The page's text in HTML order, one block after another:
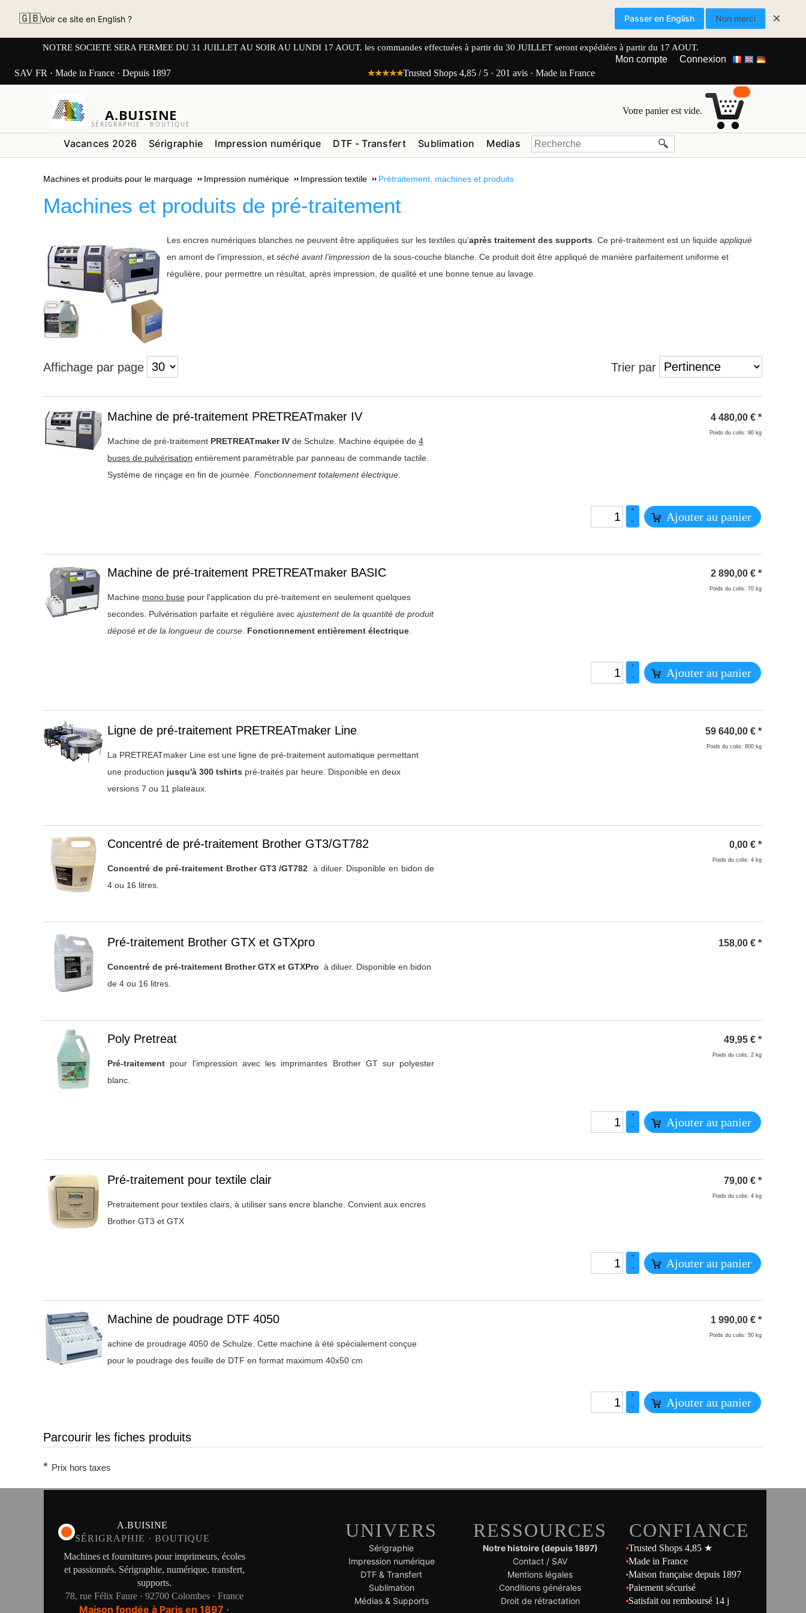
🇬🇧Voir ce site en English ? Passer en English Non merci ×
NOTRE SOCIETE SERA FERMEE DU 31 JUILLET AU SOIR AU LUNDI 17 AOUT. les commandes effectuées à partir du 30 JUILLET seront expédiées à partir du 17 AOUT.
Mon compte
Connexion
SAV FR · Made in France · Depuis 1897
★★★★★Trusted Shops 4,85 / 5 · 201 avis · Made in France
A.BUISINE
SÉRIGRAPHIE · BOUTIQUE
Votre panier est vide.
Vacances 2026 Sérigraphie Impression numérique DTF - Transfert Sublimation Medias
Machines et produits pour le marquage Impression numérique Impression textile Prétraitement, machines et produits
Machines et produits de pré-traitement
Les encres numériques blanches ne peuvent être appliquées sur les textiles qu’après traitement des supports . Ce pré-traitement est un liquideappliqué
en amont de l’impression, etséché avant l’impression de la sous-couche blanche. Ce produit doit être appliqué de manière parfaitement uniforme et
régulière, pour permettre un résultat, après impression, de qualité et une bonne tenue au lavage.
Affichage par page Trier par
Titre 1
Machine de pré-traitement PRETREATmaker IV
Machine de pré-traitement PRETREATmaker IV de Schulze. Machine équipée de4
buses de pulvérisation entièrement paramètrable par panneau de commande tactile.
Système de rinçage en fin de journée.Fonctionnement totalement électrique
4 480,00 € *
Poids du colis: 90 kg
+
–
Ajouter au panier
Titre 1
Machine de pré-traitement PRETREATmaker BASIC
Machine mono buse pour l'application du pré-traitement en seulement quelques
secondes. Pulvérisation parfaite et régulière avecajustement de la quantité de produit
déposé et de la longueur de course Fonctionnement entièrement électrique
2 890,00 € *
Poids du colis: 70 kg
+
–
Ajouter au panier
Titre 1
Ligne de pré-traitement PRETREATmaker Line
La PRETREATmaker Line est une ligne de pré-traitement automatique permettant
une production jusqu'à 300 tshirts pré-traités par heure. Disponible en deux
versions 7 ou 11 plateaux.
59 640,00 € *
Poids du colis: 800 kg
Titre 1
Concentré de pré-traitement Brother GT3/GT782
Concentré de pré-traitement Brother GT3 /GT782 à diluer. Disponible en bidon de
4 ou 16 litres.
0,00 € *
Poids du colis: 4 kg
Titre 1
Pré-traitement Brother GTX et GTXpro
Concentré de pré-traitement Brother GTX et GTXPro à diluer. Disponible en bidon
de 4 ou 16 litres.
158,00 € *
Titre 1
Poly Pretreat
Pré-traitement pour l'impression avec les imprimantes Brother GT sur polyester
blanc.
49,95 € *
Poids du colis: 2 kg
+
–
Ajouter au panier
Titre 1
Pré-traitement pour textile clair
Pretraitement pour textiles clairs, à utiliser sans encre blanche. Convient aux encres
Brother GT3 et GTX
79,00 € *
Poids du colis: 4 kg
+
–
Ajouter au panier
Titre 1
Machine de poudrage DTF 4050
achine de proudrage 4050 de Schulze. Cette machine à été spécialement conçue
pour le poudrage des feuille de DTF en format maximum 40x50 cm
1 990,00 € *
Poids du colis: 50 kg
+
–
Ajouter au panier
Parcourir les fiches produits
* Prix hors taxes
A.BUISINE
SÉRIGRAPHIE · BOUTIQUE
Machines et fournitures pour imprimeurs, écoles
et passionnés. Sérigraphie, numérique, transfert,
supports.
78, rue Félix Faure · 92700 Colombes · France
Maison fondée à Paris en 1897 ·
UNIVERS
Sérigraphie
Impression numérique
DTF & Transfert
Sublimation
Médias & Supports
RESSOURCES
Notre histoire (depuis 1897)
Contact / SAV
Mentions légales
Conditions générales
Droit de rétractation
CONFIANCE
Trusted Shops 4,85 ★
Made in France
Maison française depuis 1897
Paiement sécurisé
Satisfait ou remboursé 14 j